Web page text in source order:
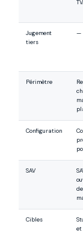
Jugement
tiers
—
Périmètre
Configuration
SAV
Cibles
et